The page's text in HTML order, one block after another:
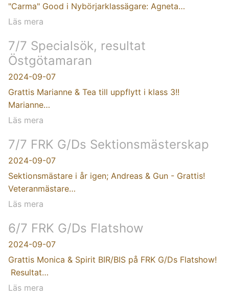
"Carma" Good i Nybörjarklassägare: Agneta…
Läs mera
7/7 Specialsök, resultat
Östgötamaran
2024-09-07
Grattis Marianne & Tea till uppflytt i klass 3!!
Marianne…
Läs mera
7/7 FRK G/Ds Sektionsmästerskap
2024-09-07
Sektionsmästare i år igen; Andreas & Gun - Grattis!
Veteranmästare…
Läs mera
6/7 FRK G/Ds Flatshow
2024-09-07
Grattis Monica & Spirit BIR/BIS på FRK G/Ds Flatshow!
Resultat…
Läs mera